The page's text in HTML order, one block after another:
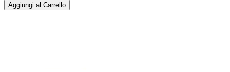
Aggiungi al Carrello